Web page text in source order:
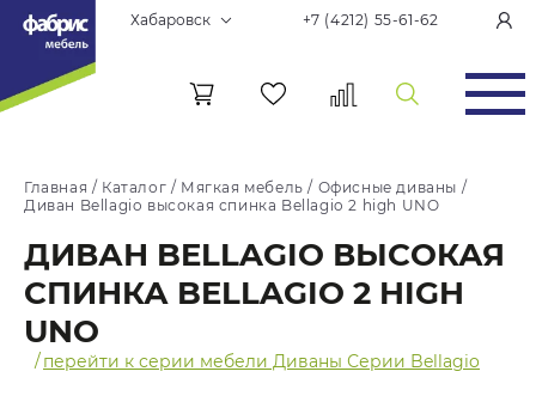
Хабаровск +7 (4212) 55-61-62
Главная / Каталог / Мягкая мебель / Офисные диваны /
Диван Bellagio высокая спинка Bellagio 2 high UNO
ДИВАН BELLAGIO ВЫСОКАЯ
СПИНКА BELLAGIO 2 HIGH
UNO
/перейти к серии мебели Диваны Серии Bellagio